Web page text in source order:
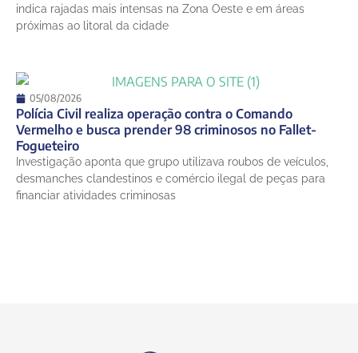
indica rajadas mais intensas na Zona Oeste e em áreas
próximas ao litoral da cidade
05/08/2026
Polícia Civil realiza operação contra o Comando
Vermelho e busca prender 98 criminosos no Fallet-
Fogueteiro
Investigação aponta que grupo utilizava roubos de veículos,
desmanches clandestinos e comércio ilegal de peças para
financiar atividades criminosas